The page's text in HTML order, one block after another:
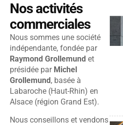
Nos activités
commerciales
Nous sommes une société
indépendante, fondée par
Raymond Grollemund et
présidée par Michel
Grollemund , basée à
Labaroche (Haut-Rhin) en
Alsace (région Grand Est).
Nous conseillons et vendons